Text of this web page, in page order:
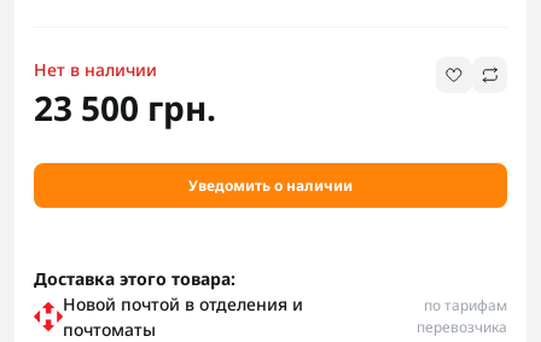
Нет в наличии
23 500 грн.
Уведомить о наличии
Доставка этого товара:
Новой почтой в отделения и
почтоматы
по тарифам
перевозчика